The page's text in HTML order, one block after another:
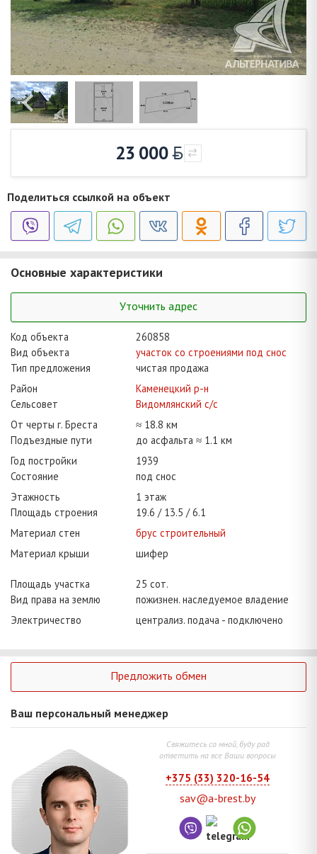
23 000
Поделиться ссылкой на объект
Основные характеристики
Уточнить адрес
Код объекта
260858
Вид объекта
участок со строениями под снос
Тип предложения
чистая продажа
Район
Каменецкий р-н
Сельсовет
Видомлянский с/с
От черты г. Бреста
≈ 18.8 км
Подъездные пути
до асфальта ≈ 1.1 км
Год постройки
1939
Состояние
под снос
Этажность
1 этаж
Площадь строения
19.6 13.5
6.1
Материал стен
брус строительный
Материал крыши
шифер
Площадь участка
25 сот.
Вид права на землю
пожизнен. наследуемое владение
Электричество
централиз. подача - подключено
Предложить обмен
Ваш персональный менеджер
Свяжитесь со мной, буду рад
ответить на все Ваши вопросы
+375 (33) 320-16-54
sav@a-brest.by